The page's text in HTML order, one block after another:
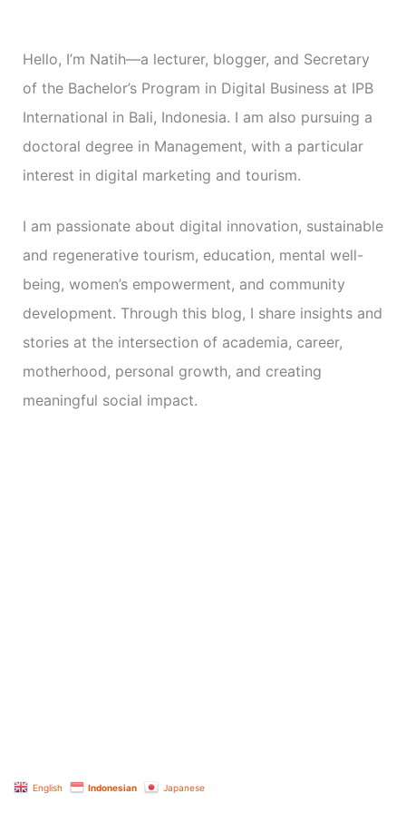
Hello, I’m Natih—a lecturer, blogger, and Secretary
of the Bachelor’s Program in Digital Business at IPB
International in Bali, Indonesia. I am also pursuing a
doctoral degree in Management, with a particular
interest in digital marketing and tourism.
I am passionate about digital innovation, sustainable
and regenerative tourism, education, mental well-
being, women’s empowerment, and community
development. Through this blog, I share insights and
stories at the intersection of academia, career,
motherhood, personal growth, and creating
meaningful social impact.
English Indonesian Japanese